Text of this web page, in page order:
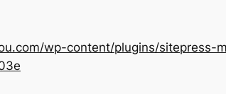
wp-content/plugins/sitepress-